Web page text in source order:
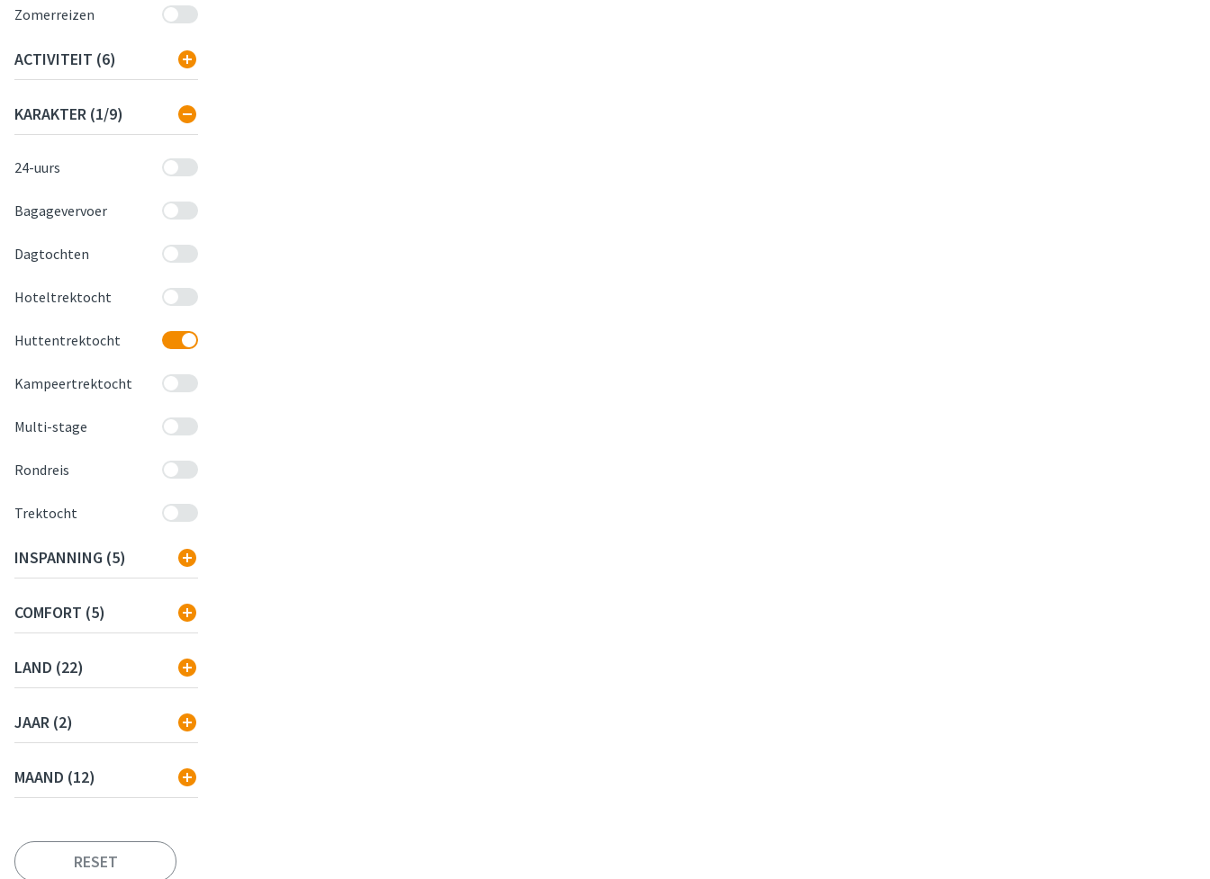
Zomerreizen
FILTER OP
ACTIVITEIT (6)
FILTER OP
KARAKTER (1/9)
24-uurs
Bagagevervoer
Dagtochten
Hoteltrektocht
Huttentrektocht
Kampeertrektocht
Multi-stage
Rondreis
Trektocht
FILTER OP
INSPANNING (5)
FILTER OP
COMFORT (5)
FILTER OP
LAND (22)
FILTER OP
JAAR (2)
FILTER OP
MAAND (12)